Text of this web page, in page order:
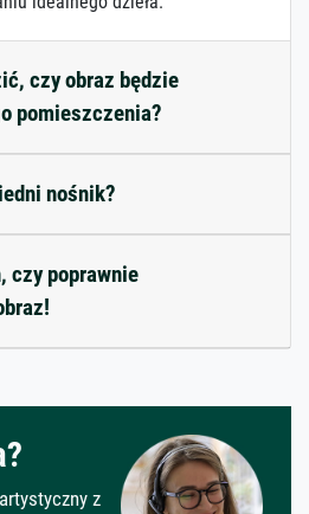
czy obraz będzie
pomieszczenia?
nośnik?
czy poprawnie
z